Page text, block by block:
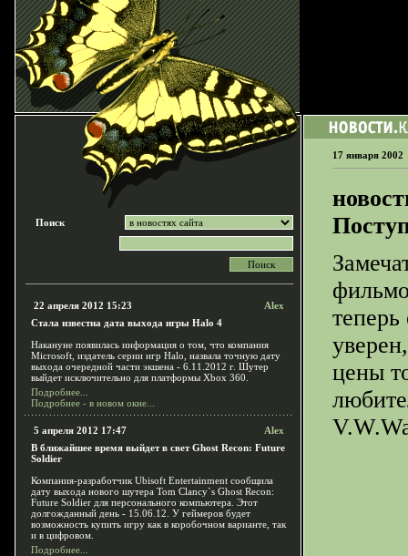
Поиск
22 апреля 2012 15:23
Alex
Стала известна дата выхода игры Halo 4
Накануне появилась информация о том, что компания
Microsoft, издатель серии игр Halo, назвала точную дату
выхода очередной части экшена - 6.11.2012 г. Шутер
выйдет исключительно для платформы Xbox 360.
Подробнее...
Подробнее - в новом окне...
5 апреля 2012 17:47
Alex
В ближайшее время выйдет в свет Ghost Recon: Future
Soldier
Компания-разработчик Ubisoft Entertainment сообщила
дату выхода нового шутера Tom Clancy`s Ghost Recon:
Future Soldier для персонального компьютера. Этот
долгожданный день - 15.06.12. У геймеров будет
возможность купить игру как в коробочном варианте, так
и в цифровом.
Подробнее...
17 января 2002
цены